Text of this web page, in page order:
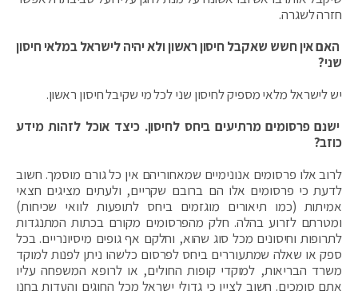
חזרה לשגרה.
האם אין חשש שאקבל חיסון ראשון ולא יהיה לישראל במלאי חיסון
שני?
יש לישראל מלאי מספיק לחיסון שני לכל מי שקיבל חיסון ראשון.
ישנם פרסומים מרתיעים ביחס לחיסון. כיצד אוכל לזהות מידע
כוזב?
לרוב אלו פרסומים אנונימיים שמאחוריהם אין כל גורם מוסמך. חשוב
לדעת כי פרסומים אלו הם ברובם שקריים, ולעתים מציגים חצאי
אמיתות (כמו תיאורים מוגזמים ביחס לתופעות לוואי שכיחות)
ומטרתם לזרוע בהלה. חלק מהפרסומים מקורם בכתות המתנגדות
לתרופות וחיסונים מכל סוג שהוא, וחלקם אף גופים מיסיונריים. בכל
ספק או שאלה שמתעוררים ביחס לפרסום כלשהו ניתן לפנות למוקד
משרד הבריאות, למוקדי קופות החולים, או לרופא המשפחה עליו
אתם סומכים. חשוב לציין כי גדולי ישראל מכל החוגים והעדות בחנו